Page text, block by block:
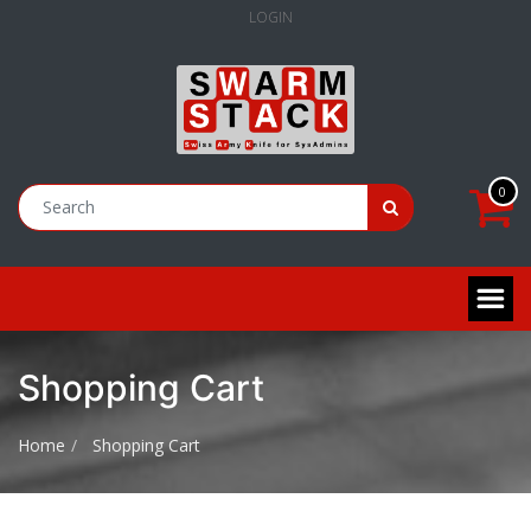
LOGIN
0
Shopping Cart
Home Shopping Cart